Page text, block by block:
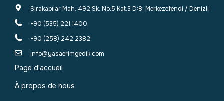
Sırakapılar Mah. 492 Sk. No:5 Kat:3 D:8, Merkezefendi / Denizli
+90 (535) 221 1400
+90 (258) 242 2382
info@yasaerimgedik.com
Page d'accueil
À propos de nous